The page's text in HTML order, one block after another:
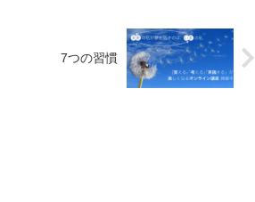
7つの習慣